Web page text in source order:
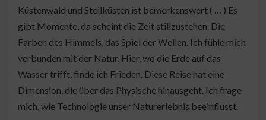
Küstenwald und Steilküsten ist bemerkenswert ( … ) Es
gibt Momente, da scheint die Zeit stillzustehen. Die
Farben des Himmels, das Spiel der Wellen. Ich fühle mich
verbunden mit der Natur. Hier, wo die Erde auf das
Wasser trifft, finde ich Frieden. Diese Reise hat eine
Dimension, die über das Physische hinausgeht. Ich frage
mich, wie Technologie unser Naturerlebnis beeinflusst.